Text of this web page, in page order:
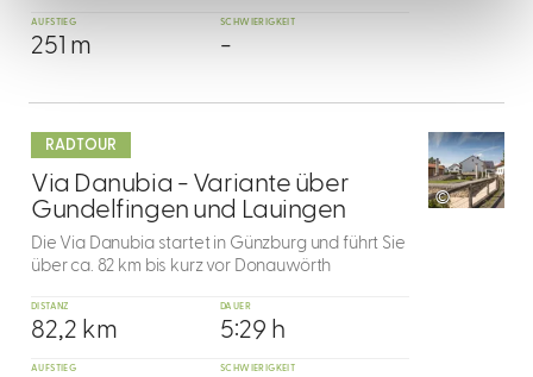
AUFSTIEG
251 m
SCHWIERIGKEIT
-
RADTOUR
5
Via Danubia - Variante über
Gundelfingen und Lauingen
©
Die Via Danubia startet in Günzburg und führt Sie
über ca. 82 km bis kurz vor Donauwörth
DISTANZ
82,2 km
DAUER
5:29 h
AUFSTIEG SCHWIERIGKEIT
dazu